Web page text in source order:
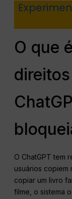
O que
O ChatGPT tem
usuários copiem
copiar um livro
filme, o sistema